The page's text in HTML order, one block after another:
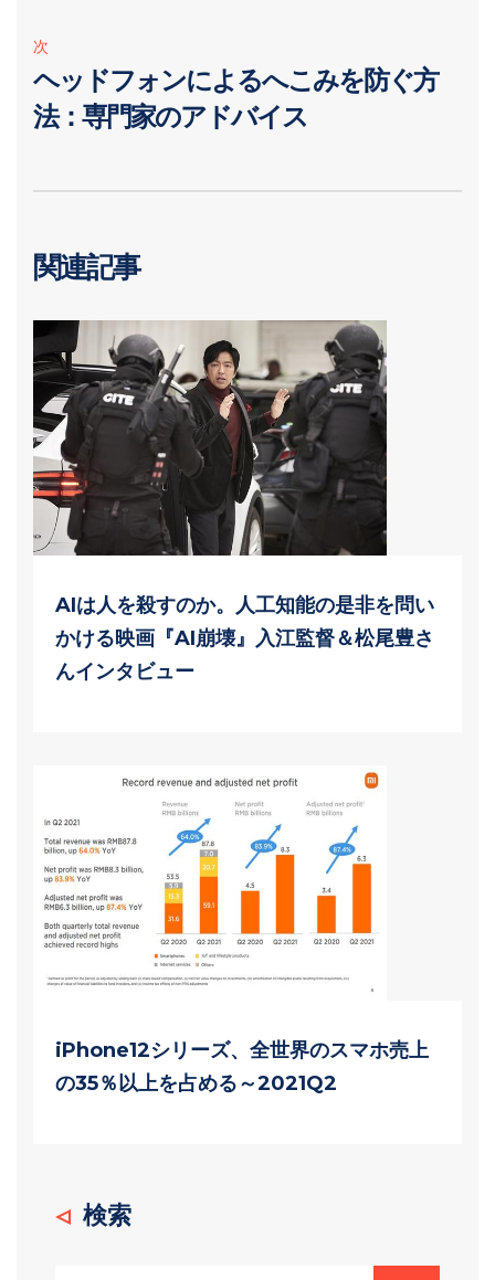
次
ヘッドフォンによるへこみを防ぐ方
法：専門家のアドバイス
関連記事
AIは人を殺すのか。人工知能の是非を問い
かける映画『AI崩壊』入江監督＆松尾豊さ
んインタビュー
iPhone12シリーズ、全世界のスマホ売上
の35％以上を占める～2021Q2
検索